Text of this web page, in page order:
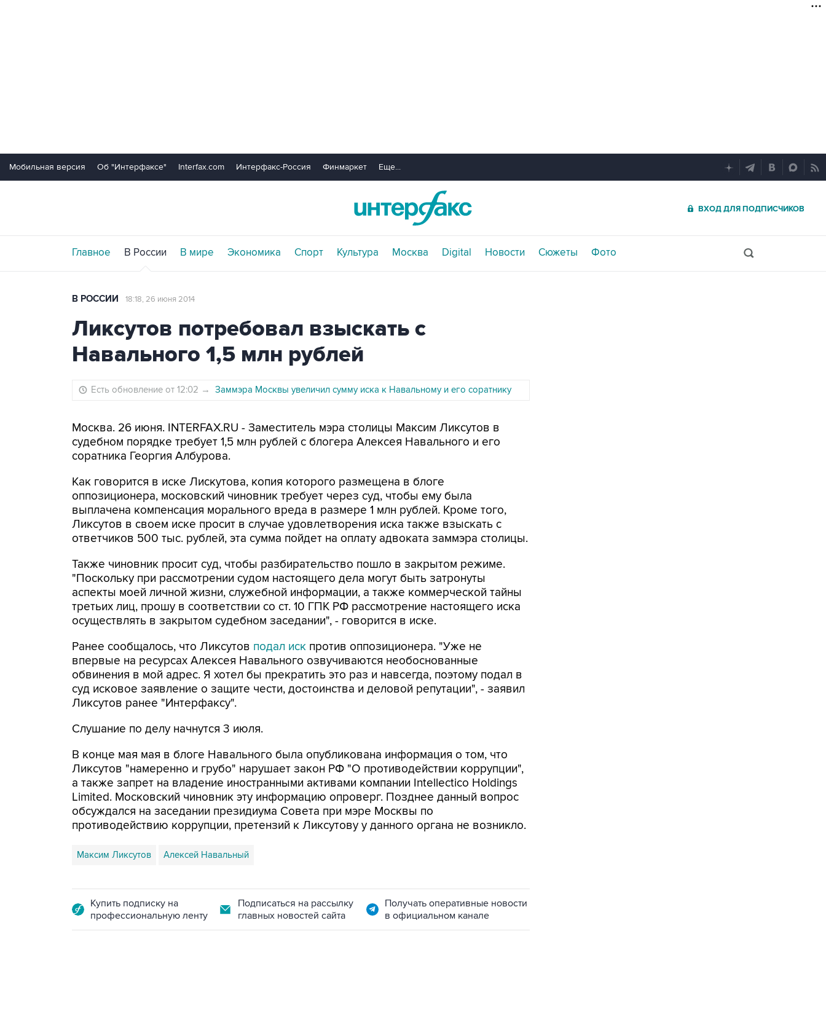
Мобильная версия Об "Интерфаксе" Interfax.com Интерфакс-Россия Финмаркет Еще...
ВХОД ДЛЯ ПОДПИСЧИКОВ
Главное В России В мире Экономика Спорт Культура Москва Digital Новости Сюжеты Фото
В РОССИИ 18:18, 26 июня 2014
Ликсутов потребовал взыскать с
Навального 1,5 млн рублей
Есть обновление от 12:02 → Заммэра Москвы увеличил сумму иска к Навальному и его соратнику
Москва. 26 июня. INTERFAX.RU - Заместитель мэра столицы Максим Ликсутов в
судебном порядке требует 1,5 млн рублей с блогера Алексея Навального и его
соратника Георгия Албурова.
Как говорится в иске Лискутова, копия которого размещена в блоге
оппозиционера, московский чиновник требует через суд, чтобы ему была
выплачена компенсация морального вреда в размере 1 млн рублей. Кроме того,
Ликсутов в своем иске просит в случае удовлетворения иска также взыскать с
ответчиков 500 тыс. рублей, эта сумма пойдет на оплату адвоката заммэра столицы.
Также чиновник просит суд, чтобы разбирательство пошло в закрытом режиме.
"Поскольку при рассмотрении судом настоящего дела могут быть затронуты
аспекты моей личной жизни, служебной информации, а также коммерческой тайны
третьих лиц, прошу в соответствии со ст. 10 ГПК РФ рассмотрение настоящего иска
осуществлять в закрытом судебном заседании", - говорится в иске.
Ранее сообщалось, что Ликсутов подал иск против оппозиционера. "Уже не
впервые на ресурсах Алексея Навального озвучиваются необоснованные
обвинения в мой адрес. Я хотел бы прекратить это раз и навсегда, поэтому подал в
суд исковое заявление о защите чести, достоинства и деловой репутации", - заявил
Ликсутов ранее "Интерфаксу".
Слушание по делу начнутся 3 июля.
В конце мая мая в блоге Навального была опубликована информация о том, что
Ликсутов "намеренно и грубо" нарушает закон РФ "О противодействии коррупции",
а также запрет на владение иностранными активами компании Intellectico Holdings
Limited. Московский чиновник эту информацию опроверг. Позднее данный вопрос
обсуждался на заседании президиума Совета при мэре Москвы по
противодействию коррупции, претензий к Ликсутову у данного органа не возникло.
Максим Ликсутов Алексей Навальный
Купить подписку на
профессиональную ленту
Подписаться на рассылку
главных новостей сайта
Получать оперативные новости
в официальном канале